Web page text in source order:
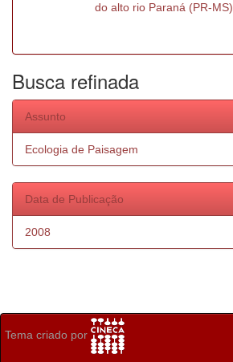
do alto rio Paraná (PR-MS).
Busca refinada
Assunto
Ecologia de Paisagem
Data de Publicação
2008
Tema criado por